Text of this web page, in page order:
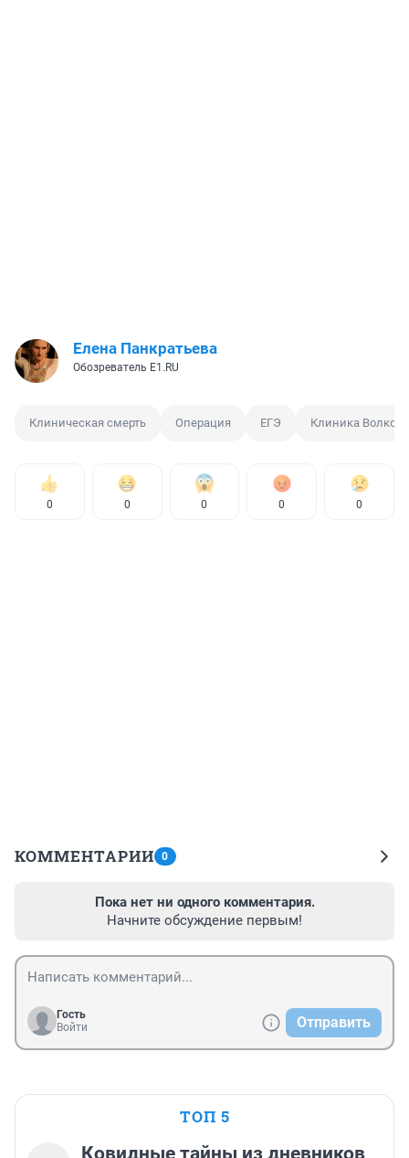
Елена Панкратьева
Обозреватель E1.RU
Клиническая смерть Операция ЕГЭ Клиника
0 0 0 0 0
КОММЕНТАРИИ 0
Пока нет ни одного комментария.
Начните обсуждение первым!
Гость
Войти
Отправить
ТОП 5